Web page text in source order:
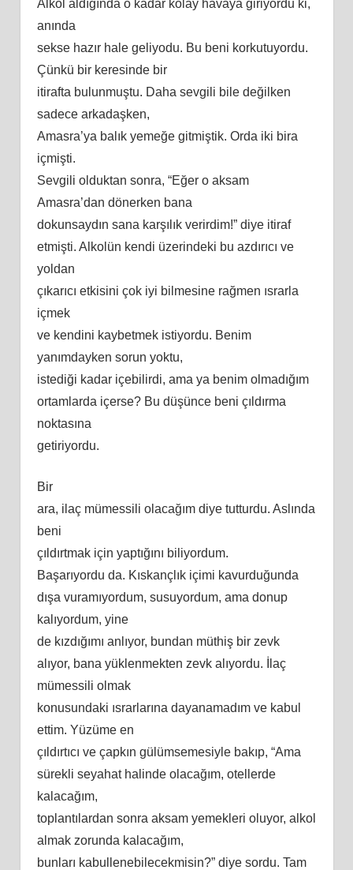
Alkol aldığında o kadar kolay havaya giriyordu ki,
anında
sekse hazır hale geliyodu. Bu beni korkutuyordu.
Çünkü bir keresinde bir
itirafta bulunmuştu. Daha sevgili bile değilken
sadece arkadaşken,
Amasra’ya balık yemeğe gitmiştik. Orda iki bira
içmişti.
Sevgili olduktan sonra, “Eğer o aksam
Amasra’dan dönerken bana
dokunsaydın sana karşılık verirdim!” diye itiraf
etmişti. Alkolün kendi üzerindeki bu azdırıcı ve
yoldan
çıkarıcı etkisini çok iyi bilmesine rağmen ısrarla
içmek
ve kendini kaybetmek istiyordu. Benim
yanımdayken sorun yoktu,
istediği kadar içebilirdi, ama ya benim olmadığım
ortamlarda içerse? Bu düşünce beni çıldırma
noktasına
getiriyordu.
Bir
ara, ilaç mümessili olacağım diye tutturdu. Aslında
beni
çıldırtmak için yaptığını biliyordum.
Başarıyordu da. Kıskançlık içimi kavurduğunda
dışa vuramıyordum, susuyordum, ama donup
kalıyordum, yine
de kızdığımı anlıyor, bundan müthiş bir zevk
alıyor, bana yüklenmekten zevk alıyordu. İlaç
mümessili olmak
konusundaki ısrarlarına dayanamadım ve kabul
ettim. Yüzüme en
çıldırtıcı ve çapkın gülümsemesiyle bakıp, “Ama
sürekli seyahat halinde olacağım, otellerde
kalacağım,
toplantılardan sonra aksam yemekleri oluyor, alkol
almak zorunda kalacağım,
bunları kabullenebilecekmisin?” diye sordu. Tam